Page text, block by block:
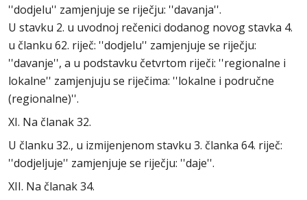
''dodjelu'' zamjenjuje se riječju: ''davanja''.
U stavku 2. u uvodnoj rečenici dodanog novog stavka 4.
u članku 62. riječ: ''dodjelu'' zamjenjuje se riječju:
''davanje'', a u podstavku četvrtom riječi: ''regionalne i
lokalne'' zamjenjuju se riječima: ''lokalne i područne
(regionalne)''.
XI. Na članak 32.
U članku 32., u izmijenjenom stavku 3. članka 64. riječ:
''dodjeljuje'' zamjenjuje se riječju: ''daje''.
XII. Na članak 34.